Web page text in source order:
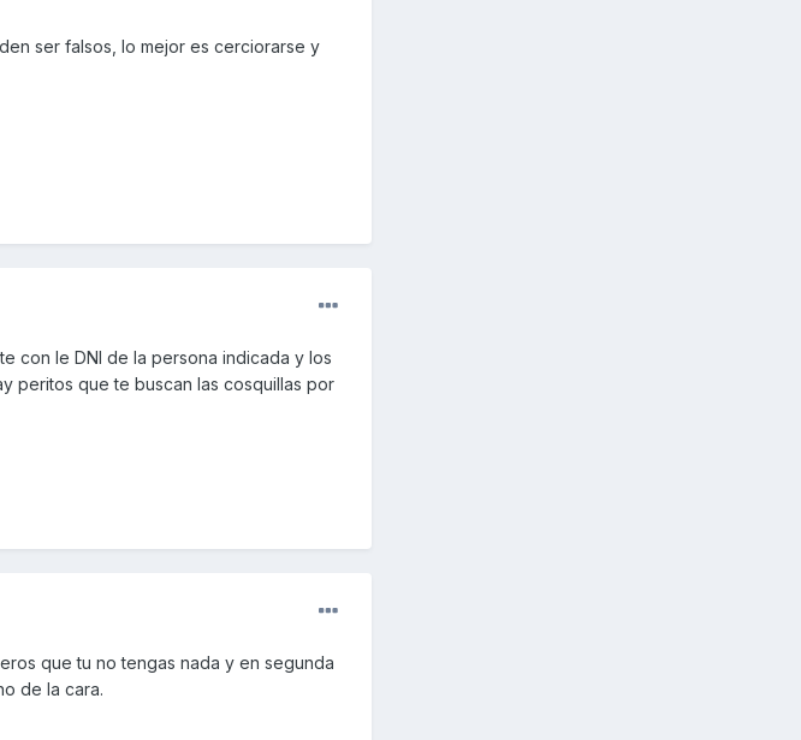
ser falsos, lo mejor es cerciorarse y
con le DNI de la persona indicada y los
peritos que te buscan las cosquillas por
que tu no tengas nada y en segunda
de la cara.